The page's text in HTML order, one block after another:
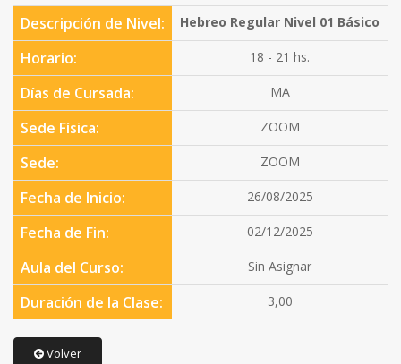
Descripción de Nivel: Hebreo Regular Nivel 01 Básico
Horario: 18 - 21 hs.
Días de Cursada: MA
Sede Física: ZOOM
Sede: ZOOM
Fecha de Inicio: 26/08/2025
Fecha de Fin: 02/12/2025
Aula del Curso: Sin Asignar
Duración de la Clase: 3,00
Volver